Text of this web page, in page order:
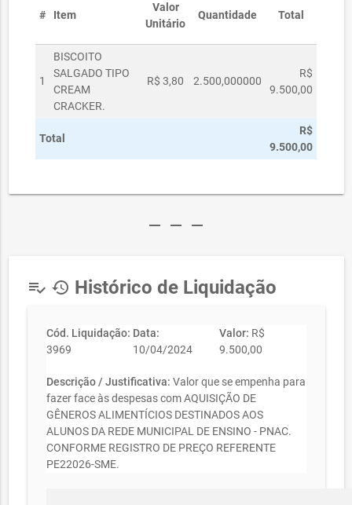
# Item
Valor
Unitário
Quantidade Total
1
BISCOITO
SALGADO TIPO
CREAM
CRACKER.
R$ 3,80 2.500,000000
R$
9.500,00
Total
R$
9.500,00
remove remove remove
playlist_add_check history Histórico de Liquidação
Cód. Liquidação:
3969
Data:
10/04/2024
Valor: R$
9.500,00
Descrição / Justificativa: Valor que se empenha para
fazer face às despesas com AQUISIÇÃO DE
GÊNEROS ALIMENTÍCIOS DESTINADOS AOS
ALUNOS DA REDE MUNICIPAL DE ENSINO - PNAC.
CONFORME REGISTRO DE PREÇO REFERENTE
PE22026-SME.